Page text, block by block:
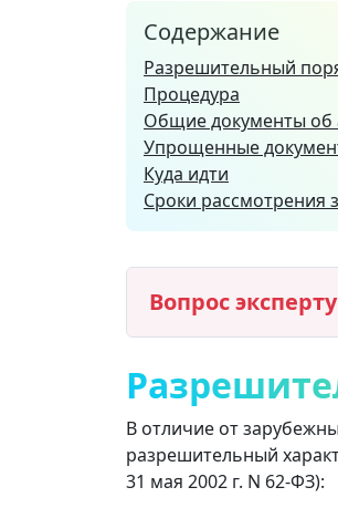
Содержание
Разрешительный
Процедура
Общие документы об
Упрощенные
Куда идти
Сроки рассмотрения
Вопрос эксперту
В отличие от
разрешительный
31 мая 2002 г. N 62-ФЗ):